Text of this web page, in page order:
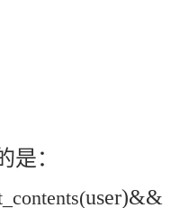
是：
user)&&